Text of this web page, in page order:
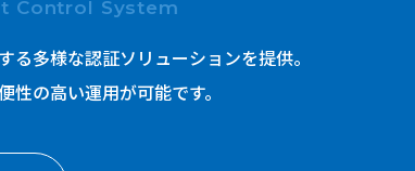
Control System
る多様な認証ソリューションを提供。
の高い運用が可能です。